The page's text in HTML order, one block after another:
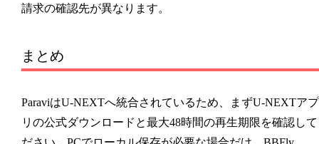
請求の確認先が異なります。
まとめ
ParaviはU-NEXTへ統合されているため、まずU-NEXTアプ
リの公式ダウンロードと最大48時間の再生期限を確認し